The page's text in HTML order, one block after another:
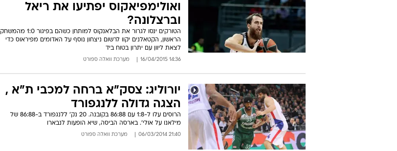
ואולימפיאקוס יפתיעו את ריאל
וברצלונה?
הטורקים ינסו לגרור את הבלאנקוס למותחן כשהם בפיגור 1:0 מהמשחק
הראשון, הקטאלנים יקוו לרשום ניצחון נוסף על האדומים מפיראוס כדי
לצאת ליוון עם יתרון בטוח ביד
14:36 16/04/2015 מערכת וואלה ספורט
יורוליג: צסק"א ברחה למכבי ת"א ,
הצגה גדולה ללנגפורד
הרוסים עלו ל-1:8 עם 86:88 בקובנה. 20 נק' ללנגפורד ב-86:88 של
מילאנו על אולי'. בארסה הביסה, שיא הופעות לנבארו
21:40 06/03/2014 מערכת וואלה ספורט